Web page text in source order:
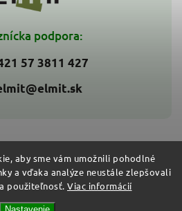
aby sme vám umožnili pohodlné
a vďaka analýze neustále zlepšovali
použiteľnosť. Viac informácií
podpora:
57 3811 427
Elektroinštalačný materiál, svietidlá.
práva vyhradené.
| Design